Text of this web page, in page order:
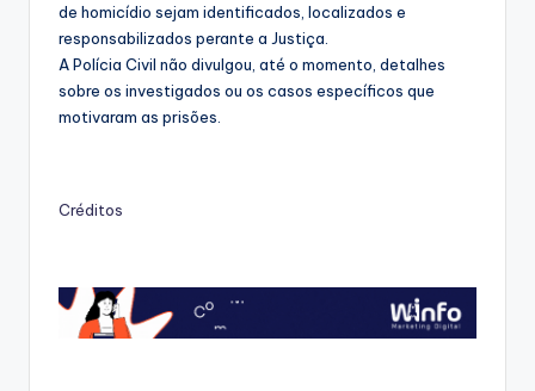
de homicídio sejam identificados, localizados e
responsabilizados perante a Justiça.
A Polícia Civil não divulgou, até o momento, detalhes
sobre os investigados ou os casos específicos que
motivaram as prisões.
Créditos